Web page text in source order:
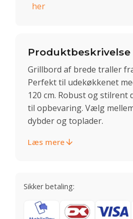
her
Produktbeskrivelse
Grillbord af brede traller
Perfekt til udekøkkenet
120 cm. Robust og stilrent
til opbevaring. Vælg
dybder og toplader.
Læs mere
Sikker betaling: